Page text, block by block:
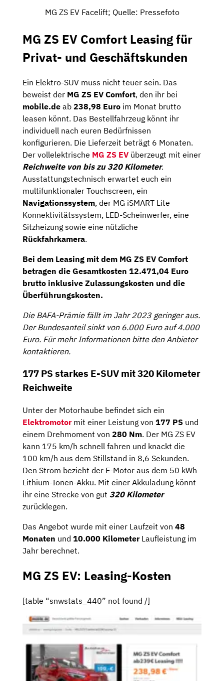
MG ZS EV Facelift; Quelle: Pressefoto
MG ZS EV Comfort Leasing für
Privat- und Geschäftskunden
Ein Elektro-SUV muss nicht teuer sein. Das
beweist der MG ZS EV Comfort, den ihr bei
mobile.de ab 238,98 Euro im Monat brutto
leasen könnt. Das Bestellfahrzeug könnt ihr
individuell nach euren Bedürfnissen
konfigurieren. Die Lieferzeit beträgt 6 Monaten.
Der vollelektrische MG ZS EV überzeugt mit einer
Reichweite von bis zu 320 Kilometer.
Ausstattungstechnisch erwartet euch ein
multifunktionaler Touchscreen, ein
Navigationssystem, der MG iSMART Lite
Konnektivitätssystem, LED-Scheinwerfer, eine
Sitzheizung sowie eine nützliche
Rückfahrkamera.
Bei dem Leasing mit dem MG ZS EV Comfort
betragen die Gesamtkosten 12.471,04 Euro
brutto inklusive Zulassungskosten und die
Überführungskosten.
Die BAFA-Prämie fällt im Jahr 2023 geringer aus.
Der Bundesanteil sinkt von 6.000 Euro auf 4.000
Euro. Für mehr Informationen bitte den Anbieter
kontaktieren.
177 PS starkes E-SUV mit 320 Kilometer
Reichweite
Unter der Motorhaube befindet sich ein
Elektromotormit einer Leistung von 177 PS und
einem Drehmoment von 280 Nm. Der MG ZS EV
kann 175 km/h schnell fahren und knackt die
100 km/h aus dem Stillstand in 8,6 Sekunden.
Den Strom bezieht der E-Motor aus dem 50 kWh
Lithium-Ionen-Akku. Mit einer Akkuladung könnt
ihr eine Strecke von gut 320 Kilometer
zurücklegen.
Das Angebot wurde mit einer Laufzeit von 48
Monaten und 10.000 KilometerLaufleistung im
Jahr berechnet.
MG ZS EV: Leasing-Kosten
[table “snwstats_440” not found /]